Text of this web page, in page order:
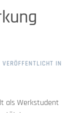
VERÖFFENTLICHT IN
als Werkstudent